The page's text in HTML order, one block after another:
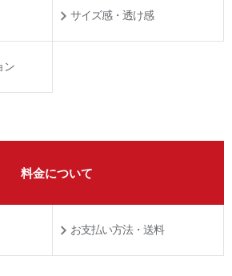
サイズ感・透け感
ン
料金について
お支払い方法・送料